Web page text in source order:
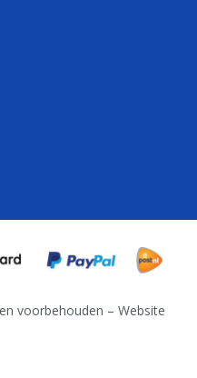
voorbehouden – Website